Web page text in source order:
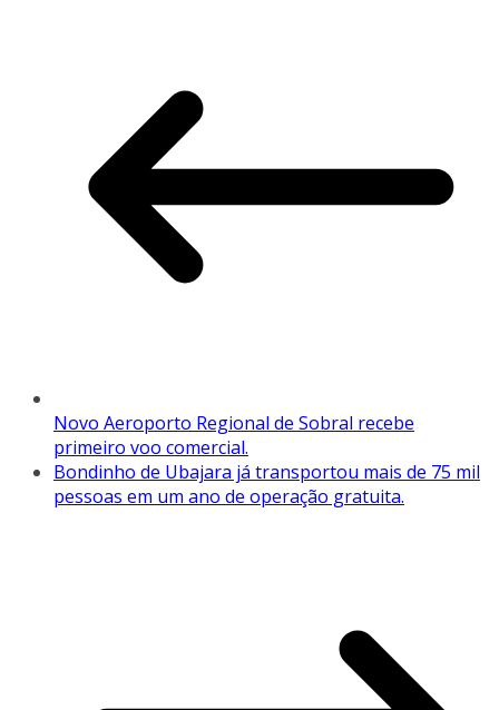
Novo Aeroporto Regional de Sobral recebe
primeiro voo comercial.
Bondinho de Ubajara já transportou mais de 75 mil
pessoas em um ano de operação gratuita.